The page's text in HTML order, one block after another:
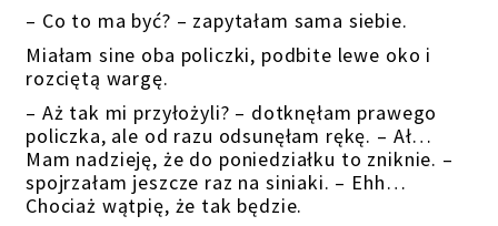
– Co to ma być? – zapytałam sama siebie.
Miałam sine oba policzki, podbite lewe oko i
rozciętą wargę.
– Aż tak mi przyłożyli? – dotknęłam prawego
policzka, ale od razu odsunęłam rękę. – Ał…
Mam nadzieję, że do poniedziałku to zniknie. –
spojrzałam jeszcze raz na siniaki. – Ehh…
Chociaż wątpię, że tak będzie.